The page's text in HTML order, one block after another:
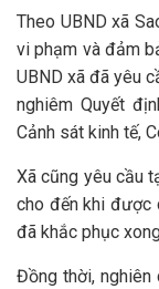
Theo UBND xã
vi phạm và đảm
UBND xã đã yêu
nghiêm Quyết
Cảnh sát kinh tế,
Xã cũng yêu cầu
cho đến khi được
đã khắc phục
Đồng thời,